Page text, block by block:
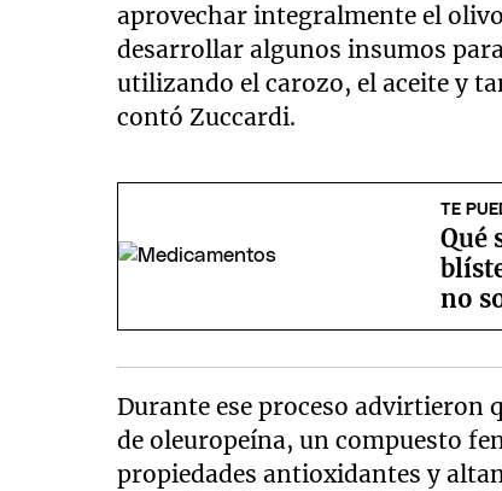
aprovechar integralmente el
desarrollar algunos insumos
utilizando el carozo, el aceite y
contó Zuccardi.
TE
Qué
no
Durante ese proceso advirtieron
de oleuropeína, un compuesto
propiedades antioxidantes y